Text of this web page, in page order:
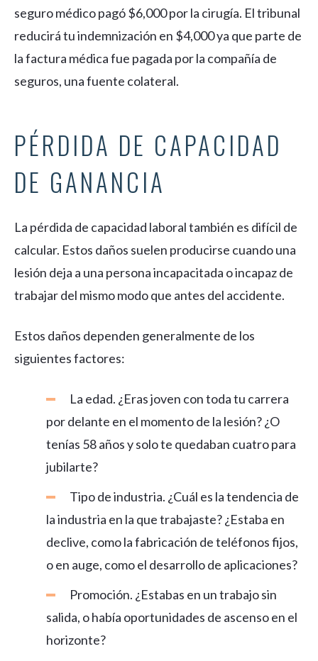
seguro médico pagó $6,000 por la cirugía. El tribunal
reducirá tu indemnización en $4,000 ya que parte de
la factura médica fue pagada por la compañía de
seguros, una fuente colateral.
PÉRDIDA DE CAPACIDAD
DE GANANCIA
La pérdida de capacidad laboral también es difícil de
calcular. Estos daños suelen producirse cuando una
lesión deja a una persona incapacitada o incapaz de
trabajar del mismo modo que antes del accidente.
Estos daños dependen generalmente de los
siguientes factores:
La edad. ¿Eras joven con toda tu carrera
por delante en el momento de la lesión? ¿O
tenías 58 años y solo te quedaban cuatro para
jubilarte?
Tipo de industria. ¿Cuál es la tendencia de
la industria en la que trabajaste? ¿Estaba en
declive, como la fabricación de teléfonos fijos,
o en auge, como el desarrollo de aplicaciones?
Promoción. ¿Estabas en un trabajo sin
salida, o había oportunidades de ascenso en el
horizonte?